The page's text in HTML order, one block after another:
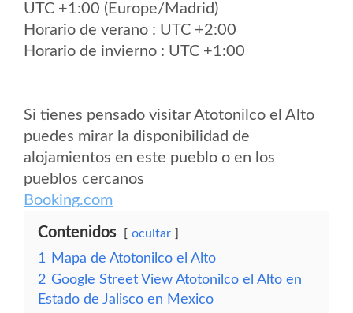
UTC +1:00 (Europe/Madrid)
Horario de verano : UTC +2:00
Horario de invierno : UTC +1:00
Si tienes pensado visitar Atotonilco el Alto
puedes mirar la disponibilidad de
alojamientos en este pueblo o en los
pueblos cercanos
Booking.com
Contenidos ocultar
1
Mapa de Atotonilco el Alto
2 Google Street View Atotonilco el Alto en
Estado de Jalisco en Mexico